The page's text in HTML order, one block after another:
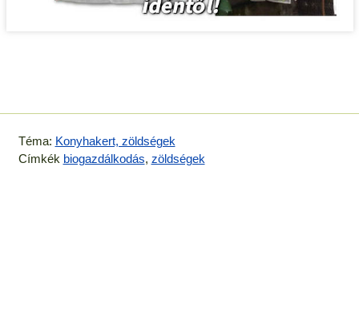
Téma: Konyhakert, zöldségek
Címkék biogazdálkodás, zöldségek